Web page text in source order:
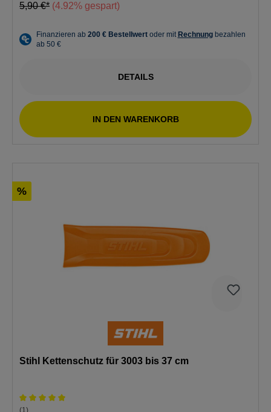
5,90 €* (4.92% gespart)
DETAILS
IN DEN WARENKORB
%
Stihl Kettenschutz für 3003 bis 37 cm
Durchschnittliche Bewertung von 5 von 5 Sternen
(1)